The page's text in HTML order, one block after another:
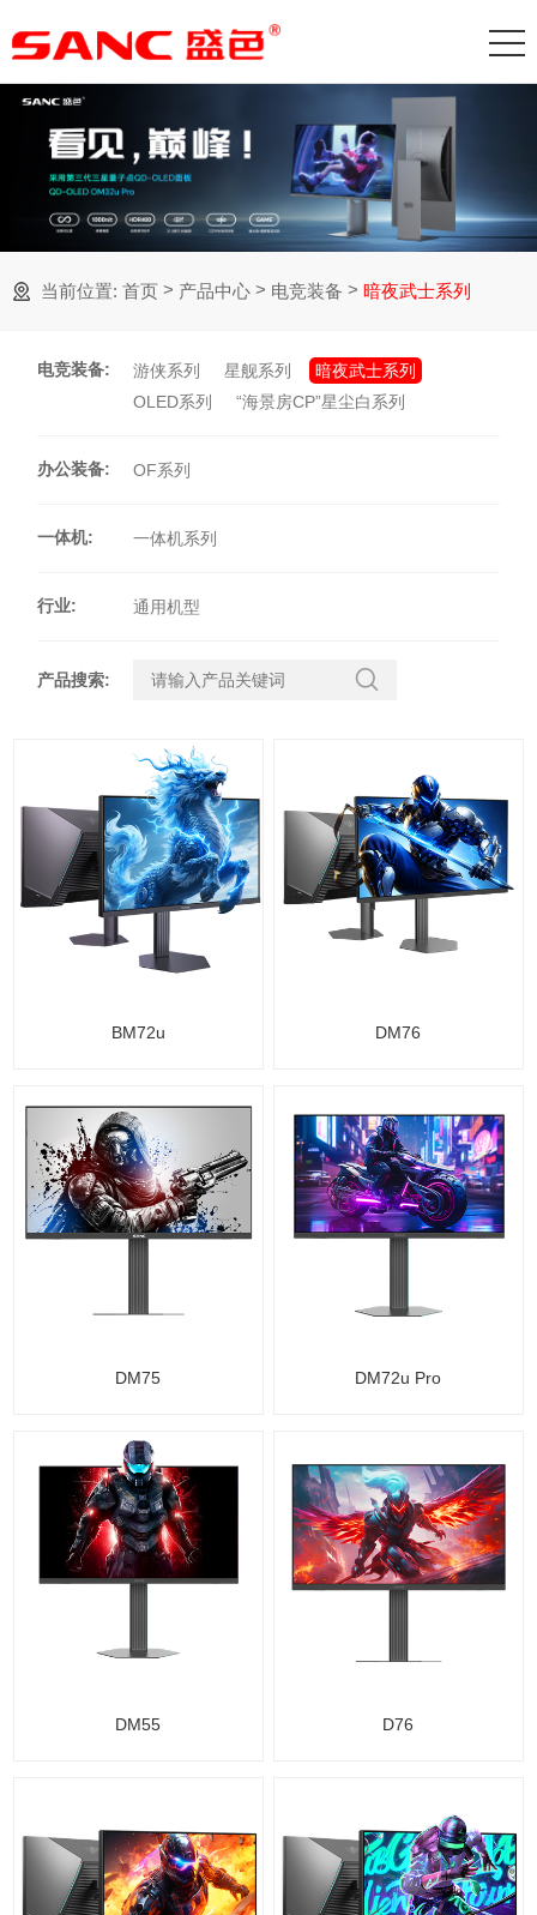
当前位置: 首页 > 产品中心 > 电竞装备 >暗夜武士系列
电竞装备: 游侠系列 星舰系列
暗夜武士系列
OLED系列
“海景房CP”星尘白系列
办公装备: OF系列
一体机: 一体机系列
行业: 通用机型
产品搜索:
BM72u DM76
DM75 DM72u Pro
DM55 D76